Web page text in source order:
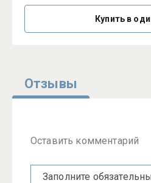
Купить в
Отзывы
Оставить комментарий
Заполните